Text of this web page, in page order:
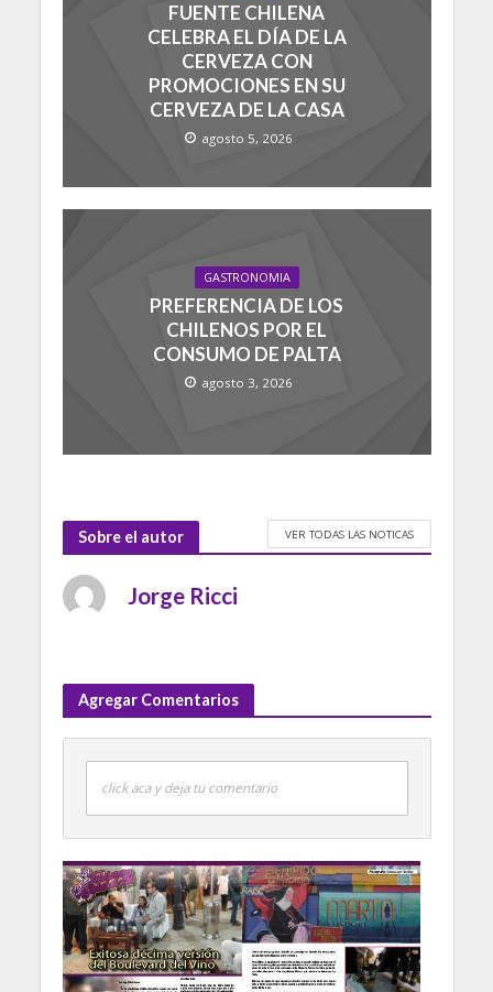
FUENTE CHILENA
CELEBRA EL DÍA DE LA
CERVEZA CON
PROMOCIONES EN SU
CERVEZA DE LA CASA
agosto 5, 2026
GASTRONOMIA
PREFERENCIA DE LOS
CHILENOS POR EL
CONSUMO DE PALTA
agosto 3, 2026
Sobre el autor VER TODAS LAS NOTICAS
Jorge Ricci
Agregar Comentarios
click aca y deja tu comentario